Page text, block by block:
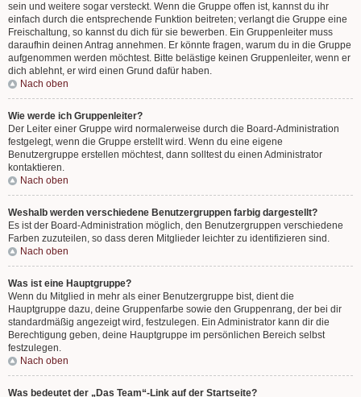
sein und weitere sogar versteckt. Wenn die Gruppe offen ist, kannst du ihr
einfach durch die entsprechende Funktion beitreten; verlangt die Gruppe eine
Freischaltung, so kannst du dich für sie bewerben. Ein Gruppenleiter muss
daraufhin deinen Antrag annehmen. Er könnte fragen, warum du in die Gruppe
aufgenommen werden möchtest. Bitte belästige keinen Gruppenleiter, wenn er
dich ablehnt, er wird einen Grund dafür haben.
Nach oben
Wie werde ich Gruppenleiter?
Der Leiter einer Gruppe wird normalerweise durch die Board-Administration
festgelegt, wenn die Gruppe erstellt wird. Wenn du eine eigene
Benutzergruppe erstellen möchtest, dann solltest du einen Administrator
kontaktieren.
Nach oben
Weshalb werden verschiedene Benutzergruppen farbig dargestellt?
Es ist der Board-Administration möglich, den Benutzergruppen verschiedene
Farben zuzuteilen, so dass deren Mitglieder leichter zu identifizieren sind.
Nach oben
Was ist eine Hauptgruppe?
Wenn du Mitglied in mehr als einer Benutzergruppe bist, dient die
Hauptgruppe dazu, deine Gruppenfarbe sowie den Gruppenrang, der bei dir
standardmäßig angezeigt wird, festzulegen. Ein Administrator kann dir die
Berechtigung geben, deine Hauptgruppe im persönlichen Bereich selbst
festzulegen.
Nach oben
Was bedeutet der „Das Team“-Link auf der Startseite?